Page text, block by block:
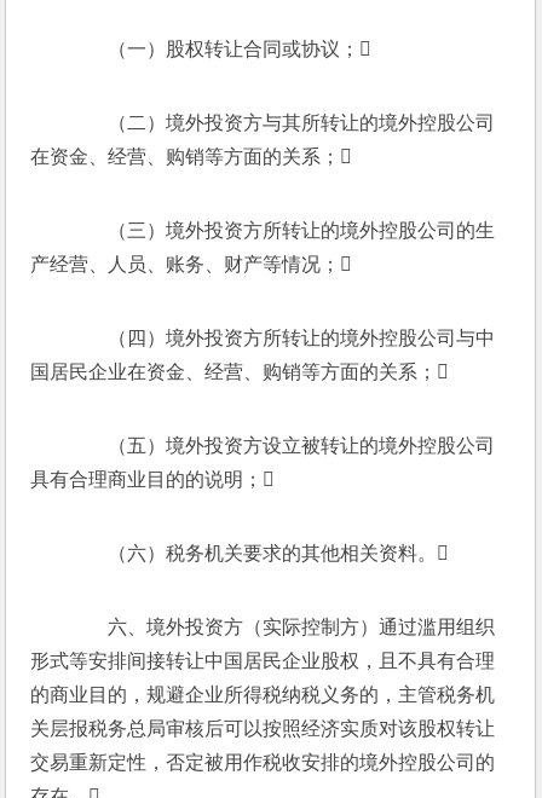
（一）股权转让合同或协议；
（二）境外投资方与其所转让的境外控股公司
在资金、经营、购销等方面的关系；
（三）境外投资方所转让的境外控股公司的生
产经营、人员、账务、财产等情况；
（四）境外投资方所转让的境外控股公司与中
国居民企业在资金、经营、购销等方面的关系；
（五）境外投资方设立被转让的境外控股公司
具有合理商业目的的说明；
（六）税务机关要求的其他相关资料。
六、境外投资方（实际控制方）通过滥用组织
形式等安排间接转让中国居民企业股权，且不具有合理
的商业目的，规避企业所得税纳税义务的，主管税务机
关层报税务总局审核后可以按照经济实质对该股权转让
交易重新定性，否定被用作税收安排的境外控股公司的